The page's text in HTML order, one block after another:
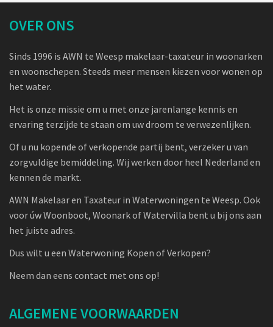
OVER ONS
Sinds 1996 is AWN te Weesp makelaar-taxateur in woonarken
en woonschepen. Steeds meer mensen kiezen voor wonen op
het water.
Het is onze missie om u met onze jarenlange kennis en
ervaring terzijde te staan om uw droom te verwezenlijken.
Of u nu kopende of verkopende partij bent, verzeker u van
zorgvuldige bemiddeling. Wij werken door heel Nederland en
kennen de markt.
AWN Makelaar en Taxateur in Waterwoningen te Weesp. Ook
voor úw Woonboot, Woonark of Watervilla bent u bij ons aan
het juiste adres.
Dus wilt u een Waterwoning Kopen of Verkopen?
Neem dan eens contact met ons op!
ALGEMENE VOORWAARDEN